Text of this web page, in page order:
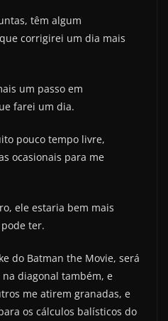
têm algum
corrigirei um dia mais
um passo em
farei um dia.
pouco tempo livre,
ocasionais para me
ele estaria bem mais
ter.
do Batman the Movie, será
diagonal também, e
me atirem granadas, e
os cálculos balísticos do